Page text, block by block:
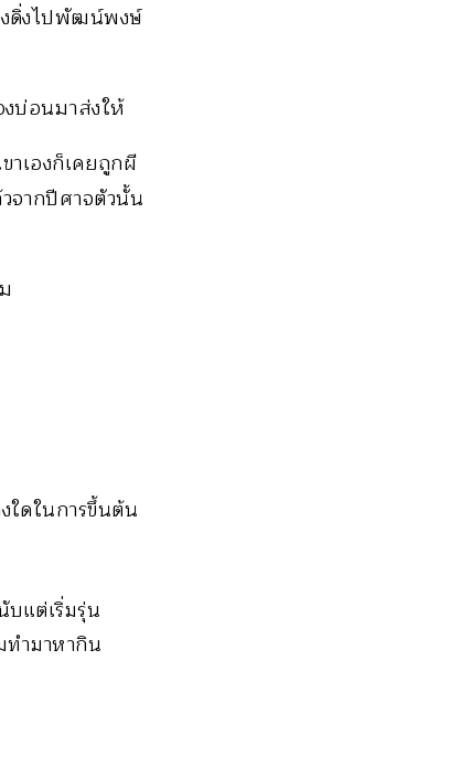
งดิ่งไปพัฒน์พงษ์
บ่อนมาส่งให้
าเองก็เคยถูกผี
จากปีศาจตัวนั้น
ใดในการขึ้นต้น
บแต่เริ่มรุ่น
ทำมาหากิน